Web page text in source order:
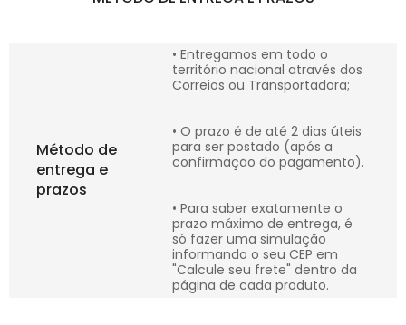
Método de
entrega e
prazos
• Entregamos em todo o
território nacional através dos
Correios ou Transportadora;
• O prazo é de até 2 dias úteis
para ser postado (após a
confirmação do pagamento).
• Para saber exatamente o
prazo máximo de entrega, é
só fazer uma simulação
informando o seu CEP em
"Calcule seu frete" dentro da
página de cada produto.